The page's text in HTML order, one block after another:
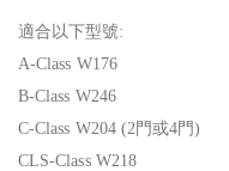
適合以下型號:
A-Class W176
B-Class W246
C-Class W204 (2門或4門)
CLS-Class W218